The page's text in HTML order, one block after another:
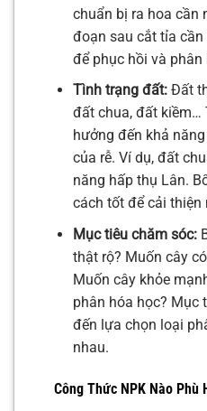
chuẩn bị ra hoa cần
đoạn sau cắt tỉa
để phục hồi và
Tình trạng đất:Đất
đất chua, đất kiềm…
hưởng đến khả
của rễ. Ví dụ, đất
năng hấp thụ Lân.
cách tốt để cải thiện
Mục tiêu chăm sóc:
thật rộ? Muốn cây
Muốn cây khỏe
phân hóa học? Mục
đến lựa chọn loại
nhau.
Công Thức NPK Nào Phù